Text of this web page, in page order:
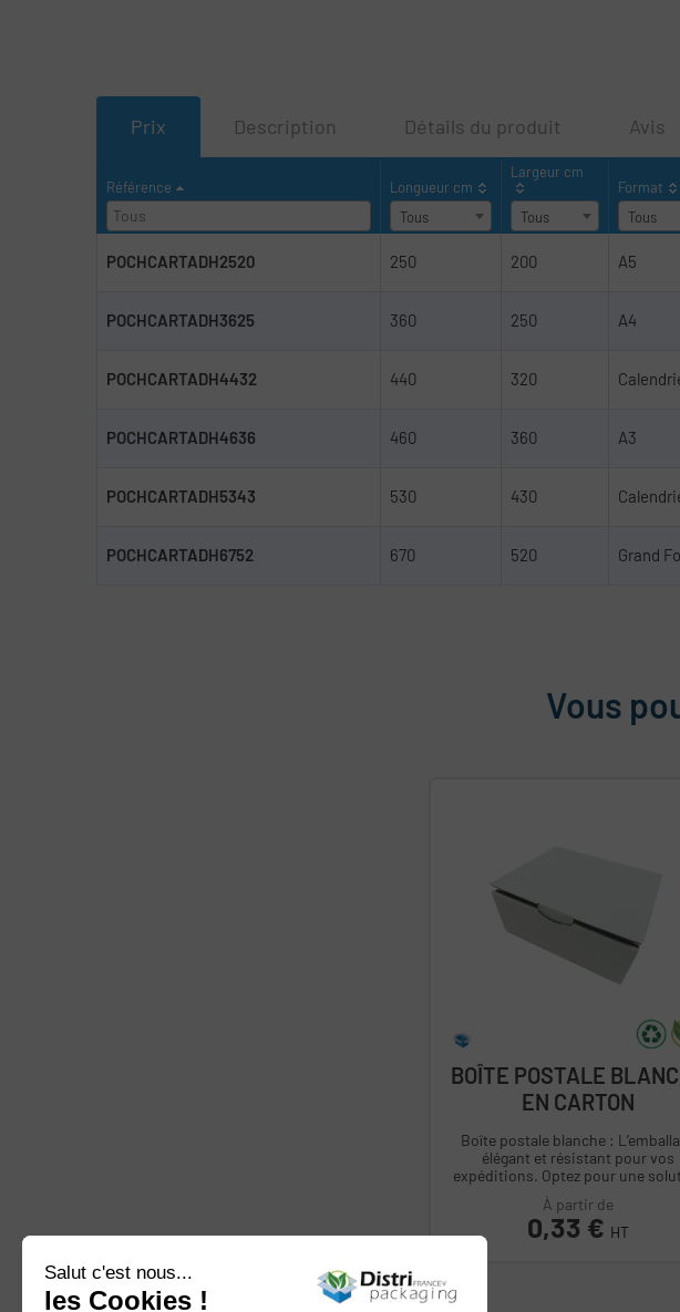
Prix Description Détails du produit Avis
Référence
Longueur cm
Tous
Largeur cm
Tous
Format
Tous
POCHCARTADH2520 250 200 A5
POCHCARTADH3625 360 250 A4
POCHCARTADH4432 440 320
POCHCARTADH4636 460 360 A3
POCHCARTADH5343 530 430
POCHCARTADH6752 670 520 Grand
Vous
BOÎTE POSTALE
EN CARTON
Boîte postale blanche :
élégant et résistant pour vos
expéditions. Optez pour une solution
d’emballage à la fois solide,
esthétique...
À partir de
Prix
0,33 € HT